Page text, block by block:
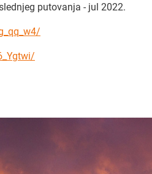
putovanja - jul 2022.